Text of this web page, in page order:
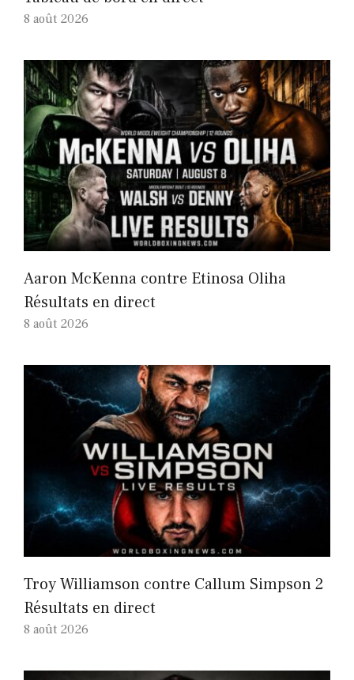
8 août 2026
Aaron McKenna contre Etinosa Oliha
Résultats en direct
8 août 2026
Troy Williamson contre Callum Simpson 2
Résultats en direct
8 août 2026